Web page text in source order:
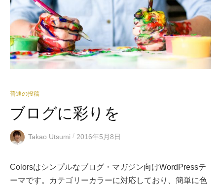
普通の投稿
ブログに彩りを
Takao Utsumi / 2016年5月8日
Colorsはシンプルなブログ・マガジン向けWordPressテ
ーマです。カテゴリーカラーに対応しており、簡単に色